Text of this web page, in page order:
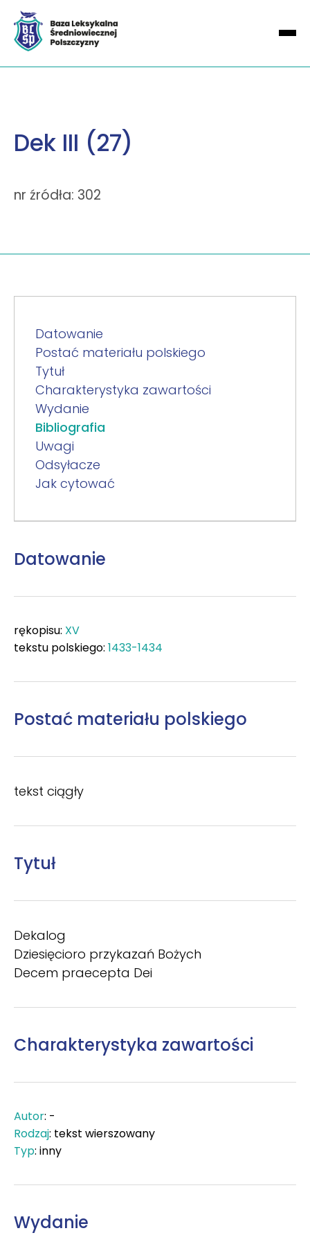
Dek III (27)
nr źródła: 302
Datowanie
Postać materiału polskiego
Tytuł
Charakterystyka zawartości
Wydanie
Bibliografia
Uwagi
Odsyłacze
Jak cytować
Datowanie
rękopisu: XV
tekstu polskiego: 1433-1434
Postać materiału polskiego
tekst ciągły
Tytuł
Dekalog
Dziesięcioro przykazań Bożych
Decem praecepta Dei
Charakterystyka zawartości
Autor: -
Rodzaj: tekst wierszowany
Typ: inny
Wydanie